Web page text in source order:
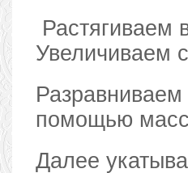
Растягиваем
Увеличиваем
помощью
Далее